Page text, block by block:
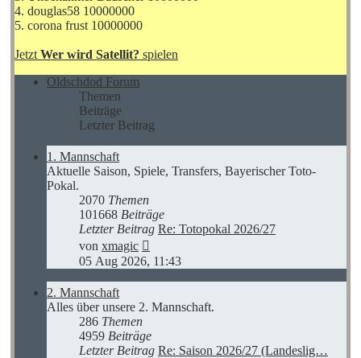
4. douglas58 10000000
5. corona frust 10000000
Jetzt Wer wird Satellit? spielen
Oldschdod Forum
Themen
Beiträge
Letzter Beitrag
1. Mannschaft
Aktuelle Saison, Spiele, Transfers, Bayerischer Toto-
Pokal.
2070 Themen
101668 Beiträge
Letzter Beitrag Re: Totopokal 2026/27
von xmagic
Beitrag
05 Aug 2026, 11:43
2. Mannschaft
Alles über unsere 2. Mannschaft.
286 Themen
4959 Beiträge
Letzter Beitrag Re: Saison 2026/27 (Landeslig…